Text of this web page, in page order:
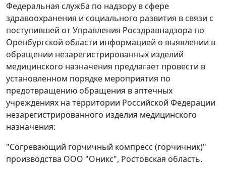
Федеральная служба по надзору в сфере
здравоохранения и социального развития в связи с
поступившей от Управления Росздравнадзора по
Оренбургской области информацией о выявлении в
обращении незарегистрированных изделий
медицинского назначения предлагает провести в
установленном порядке мероприятия по
предотвращению обращения в аптечных
учреждениях на территории Российской Федерации
незарегистрированного изделия медицинского
назначения:
"Согревающий горчичный компресс (горчичник)"
производства ООО "Оникс", Ростовская область.